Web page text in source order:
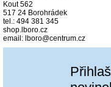
Kout 562
517 24 Borohrádek
tel.: 494 381 345
shop.lboro.cz
email: lboro@centrum.cz